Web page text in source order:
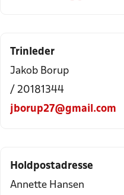
Trinleder
Jakob Borup
/ 20181344
jborup27@gmail.com
Holdpostadresse
Annette Hansen